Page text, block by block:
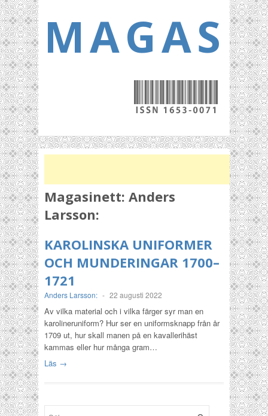
Magasinett: Anders
Larsson:
KAROLINSKA UNIFORMER
OCH MUNDERINGAR 1700–
1721
Anders Larsson: - 22 augusti 2022
Av vilka material och i vilka färger syr man en
karolineruniform? Hur ser en uniformsknapp från år
1709 ut, hur skall manen på en kavallerihäst
kammas eller hur många gram…
Läs →